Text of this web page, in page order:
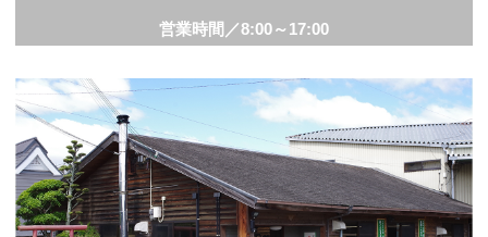
通販ショップ
営業時間／8:00～17:00